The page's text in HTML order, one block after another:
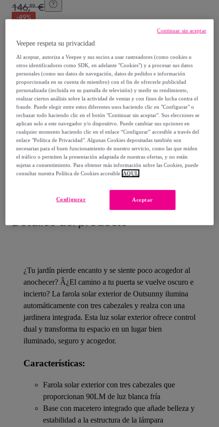
146,99 €
-49%
Entrega
Envío gratis
Entrega: Entre el09/08y el12/08
¿Cómo funciona?
Detalles del producto
¿Tu jardín pierde encanto y se siente poco acogedor al
anochecer? Â¿El camino a tu puerta se vuelve oscuro e
incierto? La farola solar exterior de Outsunny ilumina
automáticamente con tres cabezales y realza con una
jardinera integrada. Esta luz solar exterior ofrece control
dual y transforma tu espacio en un lugar bien
iluminado, seguro y acogedor.
Características:
Farola solar exterior con tres cabezales que
proporcionan 90LM de luz blanca fría
Base con macetero integrado que añade belleza y
estabilidad a la estructura de la lámpara
Veepee respeta su privacidad
Al aceptar, autoriza a Veepee y sus socios a usar rastreadores (como cookies u
otros identificadores como SDK, en adelante "Cookies") y a procesar sus datos
personales (como sus datos de navegación, datos de pedidos e información
proporcionada en su cuenta de miembro) con el fin de ofrecerle publicidad
personalizada (incluida en su pantalla de televisión) y medir su rendimiento,
realizar ciertos análisis sobre la actividad de ventas y con fines de lucha contra el
fraude. Puede elegir entre estos diferentes usos haciendo clic en "Configurar" o
rechazar todo haciendo clic en el botón "Continuar sin aceptar". Sus elecciones se
aplican solo a este navegador y/o dispositivo. Puede cambiar sus opciones en
cualquier momento haciendo clic en el enlace “Configurar” accesible a través del
enlace "Política de Privacidad". Algunas Cookies depositadas también son
necesarias para el buen funcionamiento de nuestro servicio, como las que miden
el tráfico o permiten la presentación adaptada de nuestras ofertas, y no están
sujetas a consentimiento. Para obtener más información sobre las Cookies, puede
consultar nuestra Política de Cookies accesible AQUÍ.
Aceptar
Configurar
Continuar sin aceptar